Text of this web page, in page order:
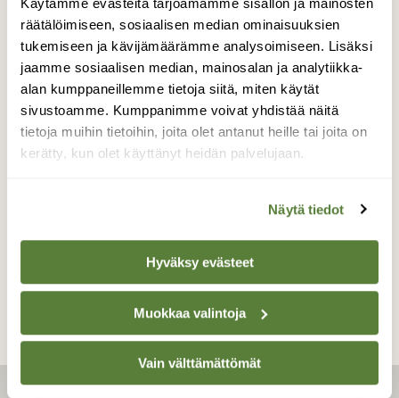
räätälöimiseen, sosiaalisen median ominaisuuksien
tukemiseen ja kävijämäärämme analysoimiseen. Lisäksi
jaamme sosiaalisen median, mainosalan ja analytiikka-
alan kumppaneillemme tietoja siitä, miten käytät
sivustoamme. Kumppanimme voivat yhdistää näitä
tietoja muihin tietoihin, joita olet antanut heille tai joita on
kerätty, kun olet käyttänyt heidän palvelujaan.
Näytä tiedot
Hyväksy evästeet
Muokkaa valintoja
Vain välttämättömät
Koivut taipuvat
Raskaan lumitaakan alla.
Valokuvaaja: Reijo Juurinen, Nuuksion
TAKAISIN LISTAAN